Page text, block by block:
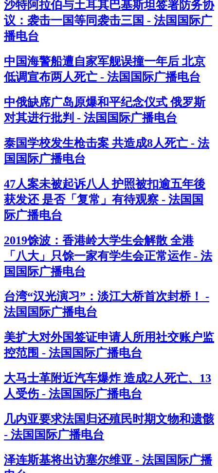
沙特阿拉伯与土耳其巴基斯坦签署防务协
议：袭击一国等同袭击三国 - 法国国际广
播电台
中国海警船遭自家军舰误撞一年后 北京
低调宣布两人死亡 - 法国国际广播电台
中俄缺席广岛原爆和平纪念仪式 俄罗斯
对其进行批判 - 法国国际广播电台
泰国学校发生枪击案 共造成8人死亡 - 法
国国际广播电台
47人案未被起诉八人 护照被扣逾五年後
获发还 是否「复常」有待观察 - 法国国
际广播电台
2019馀波：香港岭大学生会解散 全港
「八大」只馀一家有学生会正常运作 - 法
国国际广播电台
台湾“汉光演习”：淡江大桥首次封桥！ -
法国国际广播电台
美扩大对外国签证申请人所用社交账户监
控范围 - 法国国际广播电台
大马士革附近汽车爆炸 造成2人死亡、13
人受伤 - 法国国际广播电台
几内亚要求法国归还殖民时期文物和遗骸
- 法国国际广播电台
泽连斯基将出访塞尔维亚 - 法国国际广播